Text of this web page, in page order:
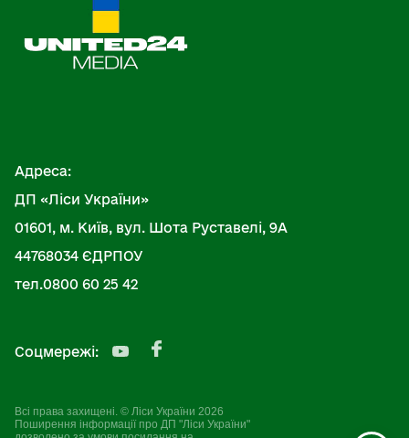
Адреса:
ДП «Ліси України»
01601, м. Київ, вул. Шота Руставелі, 9А
44768034 ЄДРПОУ
тел.0800 60 25 42
Всі права захищені. © Ліси України 2026
Поширення інформації про ДП "Ліси України"
Соцмережі: